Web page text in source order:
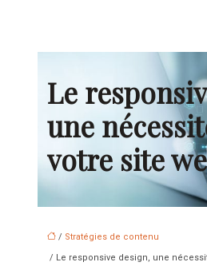
Le
une
votre site
/ Stratégies de contenu
/ Le responsive design, une